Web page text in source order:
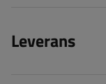
Leverans